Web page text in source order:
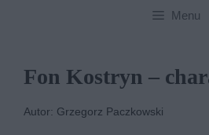
Menu
Fon Kostryn –
Autor: Grzegorz Paczkowski